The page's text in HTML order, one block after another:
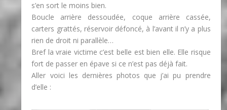
s’en sort le moins bien.
Boucle arrière dessoudée, coque arrière cassée,
carters grattés, réservoir défoncé, à l’avant il n’y a plus
rien de droit ni parallèle…
Bref la vraie victime c’est belle est bien elle. Elle risque
fort de passer en épave si ce n’est pas déjà fait.
Aller voici les dernières photos que j’ai pu prendre
d’elle :